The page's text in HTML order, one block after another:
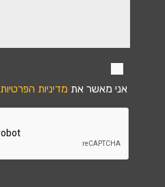
אני מאשר את מדיניות הפרטיות